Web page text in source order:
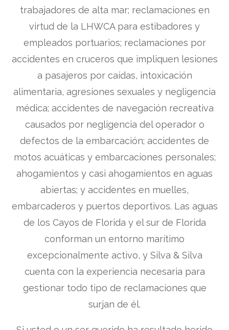
trabajadores de alta mar; reclamaciones en
virtud de la LHWCA para estibadores y
empleados portuarios; reclamaciones por
accidentes en cruceros que impliquen lesiones
a pasajeros por caídas, intoxicación
alimentaria, agresiones sexuales y negligencia
médica; accidentes de navegación recreativa
causados por negligencia del operador o
defectos de la embarcación; accidentes de
motos acuáticas y embarcaciones personales;
ahogamientos y casi ahogamientos en aguas
abiertas; y accidentes en muelles,
embarcaderos y puertos deportivos. Las aguas
de los Cayos de Florida y el sur de Florida
conforman un entorno marítimo
excepcionalmente activo, y Silva & Silva
cuenta con la experiencia necesaria para
gestionar todo tipo de reclamaciones que
surjan de él.